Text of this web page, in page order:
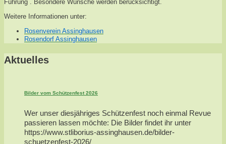
Führung . Besondere Wünsche werden berücksichtigt.
Weitere Informationen unter:
Rosenverein Assinghausen
Rosendorf Assinghausen
Aktuelles
Bilder vom Schützenfest 2026
Wer unser diesjähriges Schützenfest noch einmal Revue
passieren lassen möchte: Die Bilder findet ihr unter
https://www.stliborius-assinghausen.de/bilder-
schuetzenfest-2026/